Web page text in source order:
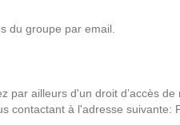
du groupe par email.
ailleurs d'un droit d’accès
contactant à l'adresse